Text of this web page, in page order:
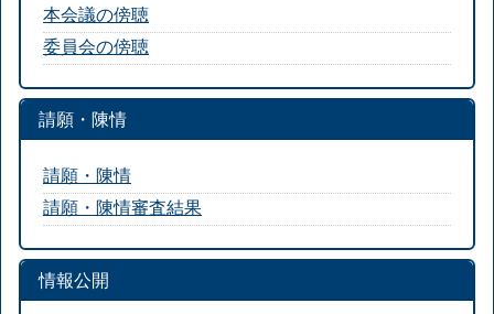
本会議の傍聴
委員会の傍聴
請願・陳情
請願・陳情
請願・陳情審査結果
情報公開